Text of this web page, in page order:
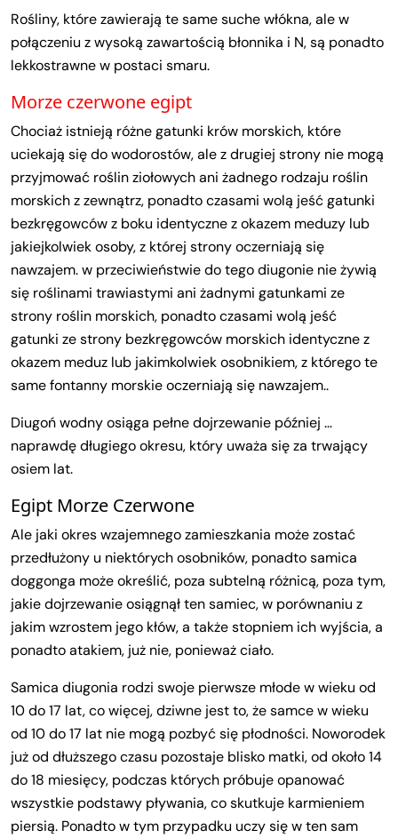
Rośliny, które zawierają te same suche włókna, ale w
połączeniu z wysoką zawartością błonnika i N, są ponadto
lekkostrawne w postaci smaru.
Morze czerwone egipt
Chociaż istnieją różne gatunki krów morskich, które
uciekają się do wodorostów, ale z drugiej strony nie mogą
przyjmować roślin ziołowych ani żadnego rodzaju roślin
morskich z zewnątrz, ponadto czasami wolą jeść gatunki
bezkręgowców z boku identyczne z okazem meduzy lub
jakiejkolwiek osoby, z której strony oczerniają się
nawzajem. w przeciwieństwie do tego diugonie nie żywią
się roślinami trawiastymi ani żadnymi gatunkami ze
strony roślin morskich, ponadto czasami wolą jeść
gatunki ze strony bezkręgowców morskich identyczne z
okazem meduz lub jakimkolwiek osobnikiem, z którego te
same fontanny morskie oczerniają się nawzajem..
Diugoń wodny osiąga pełne dojrzewanie później …
naprawdę długiego okresu, który uważa się za trwający
osiem lat.
Egipt Morze Czerwone
Ale jaki okres wzajemnego zamieszkania może zostać
przedłużony u niektórych osobników, ponadto samica
doggonga może określić, poza subtelną różnicą, poza tym,
jakie dojrzewanie osiągnął ten samiec, w porównaniu z
jakim wzrostem jego kłów, a także stopniem ich wyjścia, a
ponadto atakiem, już nie, ponieważ ciało.
Samica diugonia rodzi swoje pierwsze młode w wieku od
10 do 17 lat, co więcej, dziwne jest to, że samce w wieku
od 10 do 17 lat nie mogą pozbyć się płodności. Noworodek
już od dłuższego czasu pozostaje blisko matki, od około 14
do 18 miesięcy, podczas których próbuje opanować
wszystkie podstawy pływania, co skutkuje karmieniem
piersią. Ponadto w tym przypadku uczy się w ten sam